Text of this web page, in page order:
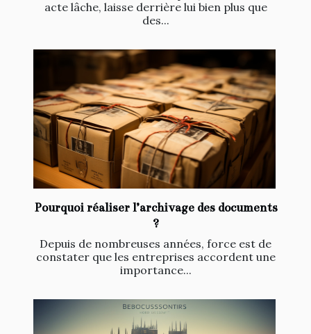
acte lâche, laisse derrière lui bien plus que
des...
Pourquoi réaliser l’archivage des documents
?
Depuis de nombreuses années, force est de
constater que les entreprises accordent une
importance...